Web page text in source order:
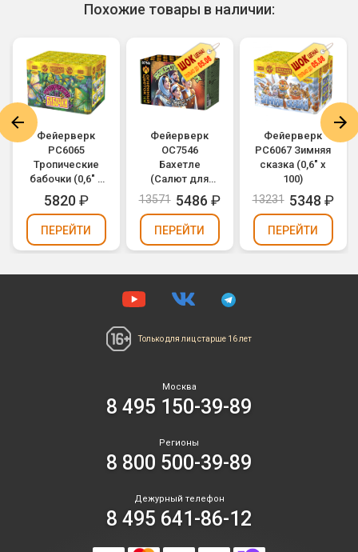
Похожие товары в наличии:
Фейерверк
РС6065
Тропические
бабочки (0,6" х
100)
5820₽
ПЕРЕЙТИ
Фейерверк
ОС7546
Бахетле
(Салют для
счастливых
мгновений)
(1,1" х 48)
13571 5486 ₽
ПЕРЕЙТИ
Фейерверк
РС6067 Зимняя
сказка (0,6" х
100)
13231 5348 ₽
ПЕРЕЙТИ
Только для лиц старше 16 лет
Москва
8 495 150-39-89
Регионы
8 800 500-39-89
Дежурный телефон
8 495 641-86-12